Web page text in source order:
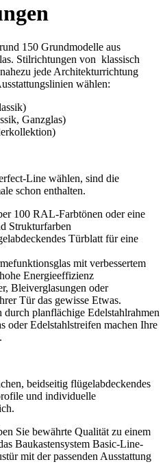
150 Grundmodelle aus
Stilrichtungen von klassisch
jede Architekturrichtung
wählen:
Ganzglas)
Line wählen, sind die
schon enthalten.
100 RAL-Farbtönen oder eine
Strukturfarben
Türblatt für eine
mit verbessertem
Energieeffizienz
Bleiverglasungen oder
Tür das gewisse Etwas.
planflächige Edelstahlrahmen
oder Edelstahlstreifen machen Ihre
beidseitig flügelabdeckendes
und individuelle
Sie bewährte Qualität zu einem
Baukastensystem Basic-Line-
mit der passenden Ausstattung